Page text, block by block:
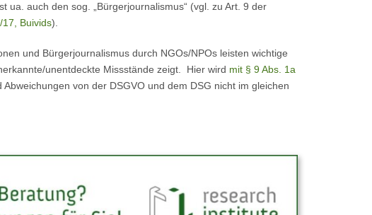
ua. auch den sog. „Bürgerjournalismus“ (vgl. zu Art. 9 der
Buivids).
und Bürgerjournalismus durch NGOs/NPOs leisten wichtige
unentdeckte Missstände zeigt. Hier wird mit § 9 Abs. 1a
von der DSGVO und dem DSG nicht im gleichen